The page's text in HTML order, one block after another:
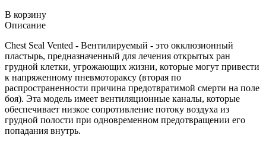
В корзину
Описание
Сhest Seal Vented - Вентилируемый - это окклюзионный
пластырь, предназначенный для лечения открытых ран
грудной клетки, угрожающих жизни, которые могут привести
к напряженному пневмотораксу (вторая по
распространенности причина предотвратимой смерти на поле
боя). Эта модель имеет вентиляционные каналы, которые
обеспечивает низкое сопротивление потоку воздуха из
грудной полости при одновременном предотвращении его
попадания внутрь.